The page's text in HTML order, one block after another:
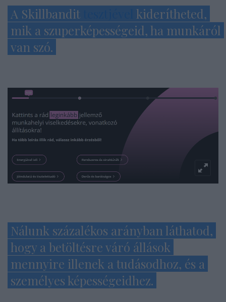
A Skillbandit
kiderítheted,
mik a szuperképességeid, ha munkáról
van szó.
Nálunk százalékos arányban láthatod,
hogy a betöltésre váró állások
mennyire illenek a tudásodhoz, és a
személyes képességeidhez.